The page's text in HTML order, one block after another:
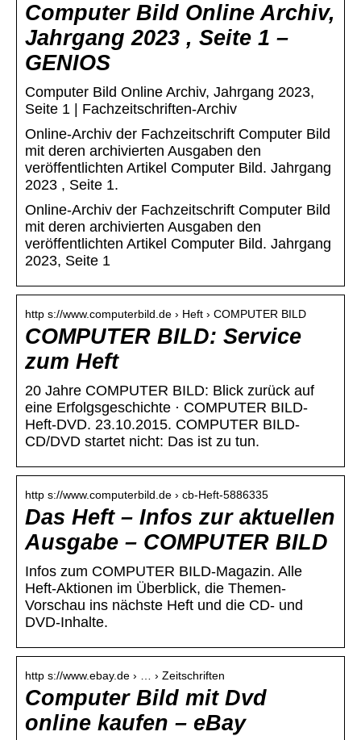
Computer Bild Online Archiv,
Jahrgang 2023 , Seite 1 –
GENIOS
Computer Bild Online Archiv, Jahrgang 2023,
Seite 1 | Fachzeitschriften-Archiv
Online-Archiv der Fachzeitschrift Computer Bild
mit deren archivierten Ausgaben den
veröffentlichten Artikel Computer Bild. Jahrgang
2023 , Seite 1.
Online-Archiv der Fachzeitschrift Computer Bild
mit deren archivierten Ausgaben den
veröffentlichten Artikel Computer Bild. Jahrgang
2023, Seite 1
http s://www.computerbild.de › Heft › COMPUTER BILD
COMPUTER BILD: Service
zum Heft
20 Jahre COMPUTER BILD: Blick zurück auf
eine Erfolgsgeschichte · COMPUTER BILD-
Heft-DVD. 23.10.2015. COMPUTER BILD-
CD/DVD startet nicht: Das ist zu tun.
http s://www.computerbild.de › cb-Heft-5886335
Das Heft – Infos zur aktuellen
Ausgabe – COMPUTER BILD
Infos zum COMPUTER BILD-Magazin. Alle
Heft-Aktionen im Überblick, die Themen-
Vorschau ins nächste Heft und die CD- und
DVD-Inhalte.
http s://www.ebay.de › … › Zeitschriften
Computer Bild mit Dvd
online kaufen – eBay